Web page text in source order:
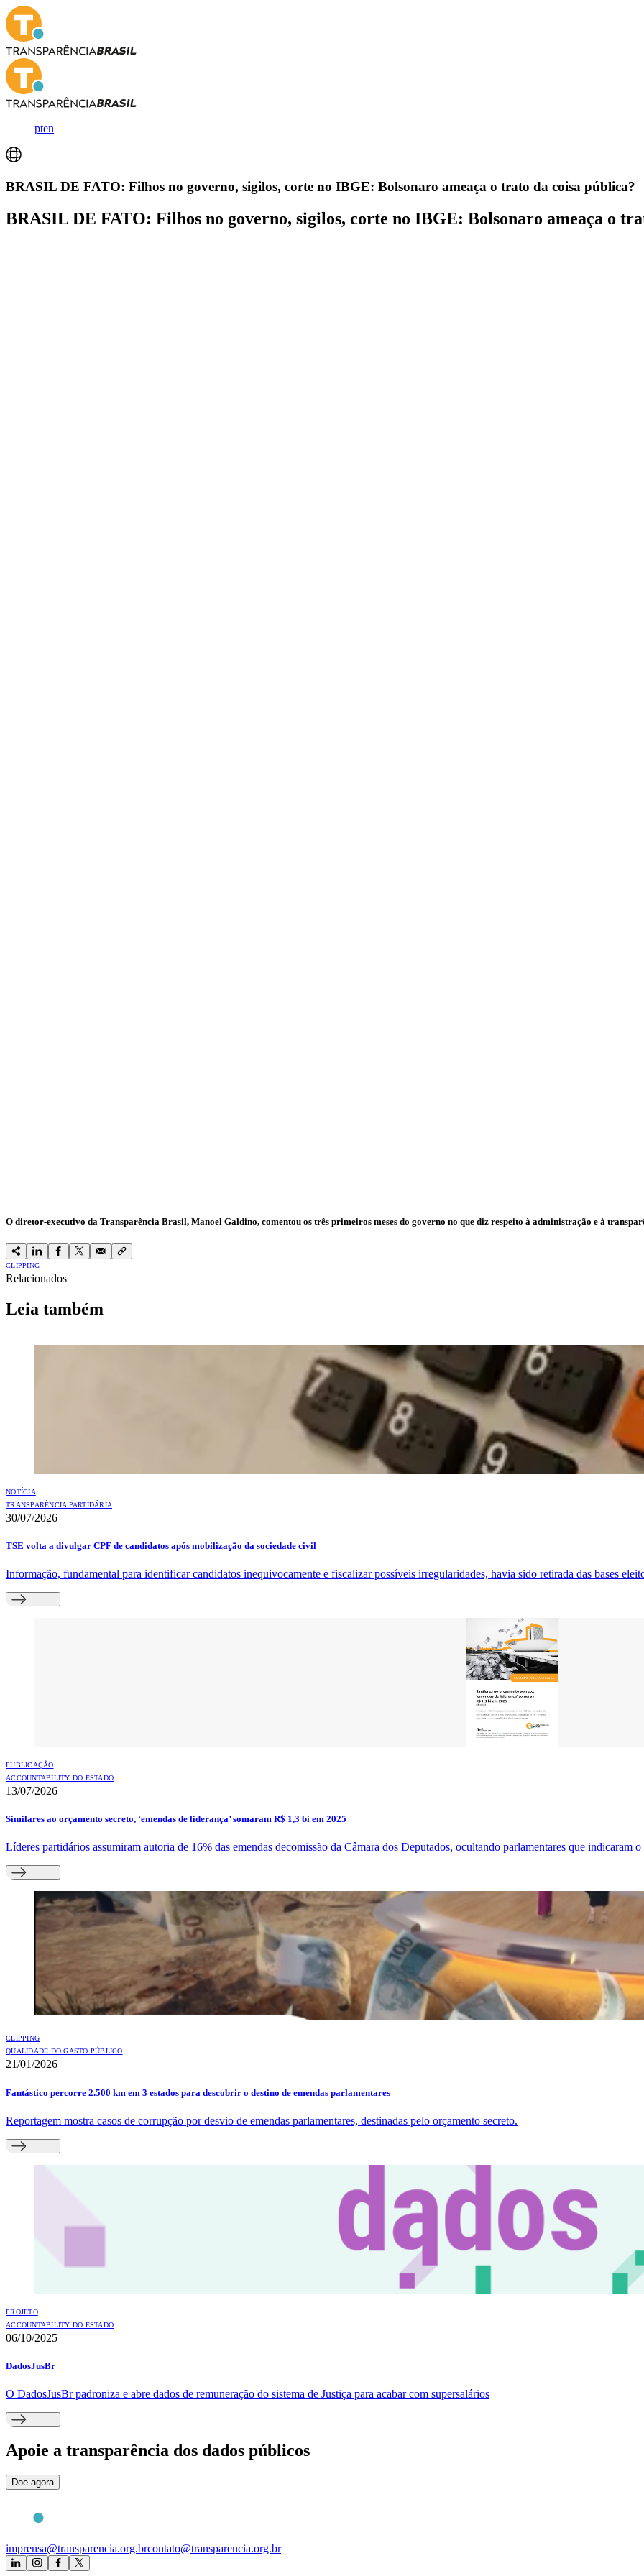
pten
BRASIL DE FATO: Filhos no governo, sigilos, corte no IBGE: Bolsonaro ameaça o trato da coisa pública?
BRASIL DE FATO: Filhos no governo, sigilos, corte no IBGE: Bolsonaro ameaça o
O diretor-executivo da Transparência Brasil, Manoel Galdino, comentou os três primeiros meses do governo no que diz respeito à administração e à
CLIPPING
Relacionados
Leia também
NOTÍCIA
TRANSPARÊNCIA PARTIDÁRIA
30/07/2026
TSE volta a divulgar CPF de candidatos após mobilização da sociedade civil
Informação, fundamental para identificar candidatos inequivocamente e fiscalizar possíveis irregularidades, havia sido retirada das bases
PUBLICAÇÃO
ACCOUNTABILITY DO ESTADO
13/07/2026
Similares ao orçamento secreto, ‘emendas de liderança’ somaram R$ 1,3 bi em 2025
Líderes partidários assumiram autoria de 16% das emendas decomissão da Câmara dos Deputados, ocultando parlamentares que indicaram
CLIPPING
QUALIDADE DO GASTO PÚBLICO
21/01/2026
Fantástico percorre 2.500 km em 3 estados para descobrir o destino de emendas parlamentares
Reportagem mostra casos de corrupção por desvio de emendas parlamentares, destinadas pelo orçamento secreto.
PROJETO
ACCOUNTABILITY DO ESTADO
06/10/2025
DadosJusBr
O DadosJusBr padroniza e abre dados de remuneração do sistema de Justiça para acabar com supersalários
Apoie a transparência dos dados públicos
Doe agora
imprensa@transparencia.org.brcontato@transparencia.org.br